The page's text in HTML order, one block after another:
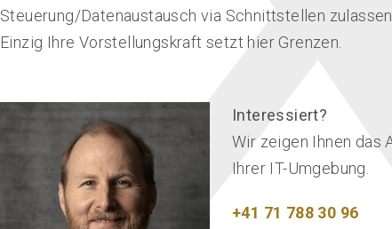
Steuerung/Datenaustausch via Schnittstellen
Einzig Ihre Vorstellungskraft setzt hier Grenzen.
Interessiert?
Wir zeigen Ihnen das
Ihrer IT-Umgebung.
+41 71 788 30 96